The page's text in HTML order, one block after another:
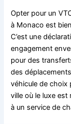
Opter pour un
à Monaco est
C’est une
engagement
pour des
des
véhicule de choix
ville où le luxe
à un service de